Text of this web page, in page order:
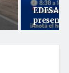
EDESAL